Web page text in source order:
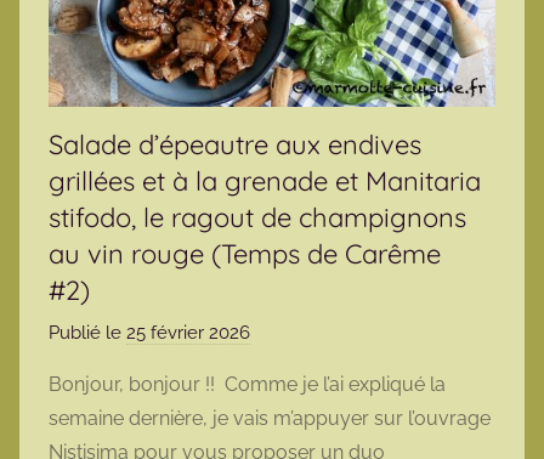
Salade d’épeautre aux endives
grillées et à la grenade et Manitaria
stifodo, le ragout de champignons
au vin rouge (Temps de Carême
#2)
Publié le 25 février 2026
r
m
Bonjour, bonjour !! Comme je l’ai expliqué la
semaine dernière, je vais m’appuyer sur l’ouvrage
Nistisima pour vous proposer un duo